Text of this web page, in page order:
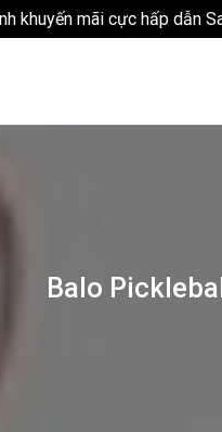
khuyến mãi cực hấp dẫn
Balo